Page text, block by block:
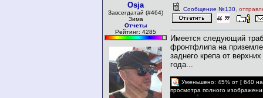
Osja
Завсегдатай (#464)
Зима
Отчеты
Рейтинг: 4285
Сообщение №130 ,
Имеется следующий
фронтфлипа на
заднего крепа от
года...
Уменьшено: 45% от [ 640
просмотра полного